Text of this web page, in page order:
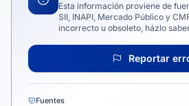
Esta información proviene de
SII, INAPI, Mercado Público y
incorrecto u obsoleto, házlo
Reportar
Fuentes